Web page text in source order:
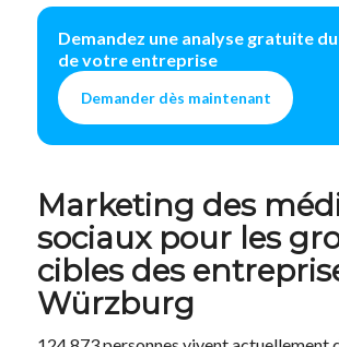
Demandez une analyse gratuite
de votre entreprise
Demander dès maintenant
Marketing des
sociaux pour les
cibles des
Würzburg